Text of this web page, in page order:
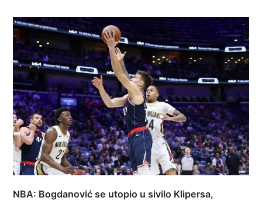
NBA: Bogdanović se utopio u sivilo Klipersa,